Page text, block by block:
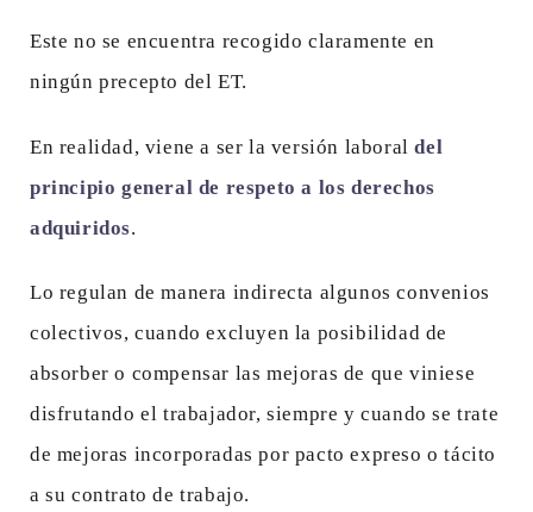
Este no se encuentra recogido claramente en
ningún precepto del ET.
En realidad, viene a ser la versión laboraldel
principio general de respeto a los derechos
adquiridos.
Lo regulan de manera indirecta algunos convenios
colectivos, cuando excluyen la posibilidad de
absorber o compensar las mejoras de que viniese
disfrutando el trabajador, siempre y cuando se trate
de mejoras incorporadas por pacto expreso o tácito
a su contrato de trabajo.